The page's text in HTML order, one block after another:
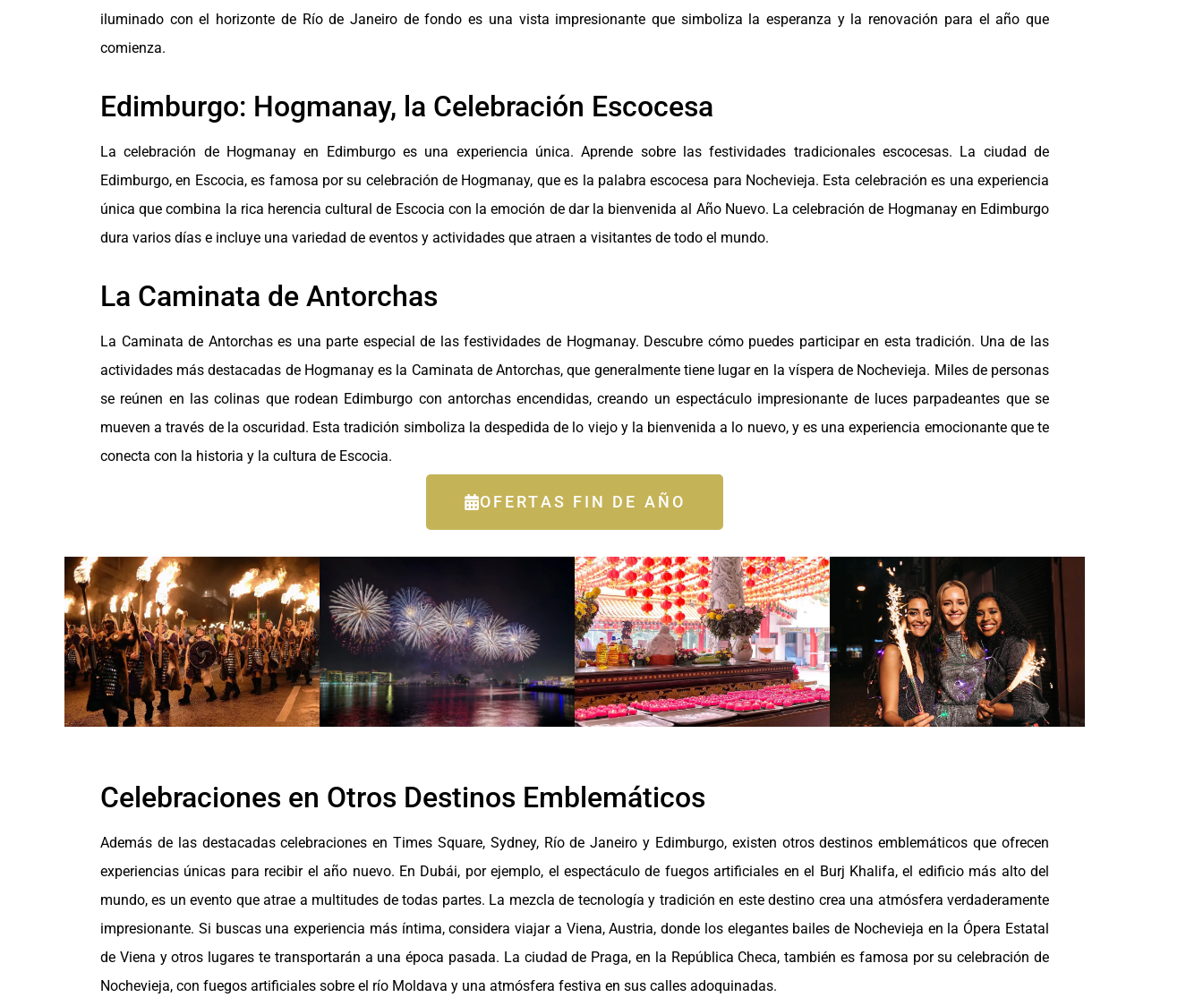
iluminado con el horizonte de Río de Janeiro de fondo es una vista impresionante que simboliza la esperanza y la renovación para el año que
comienza.
Edimburgo: Hogmanay, la Celebración Escocesa
La celebración de Hogmanay en Edimburgo es una experiencia única. Aprende sobre las festividades tradicionales escocesas. La ciudad de
Edimburgo, en Escocia, es famosa por su celebración de Hogmanay, que es la palabra escocesa para Nochevieja. Esta celebración es una experiencia
única que combina la rica herencia cultural de Escocia con la emoción de dar la bienvenida al Año Nuevo. La celebración de Hogmanay en Edimburgo
dura varios días e incluye una variedad de eventos y actividades que atraen a visitantes de todo el mundo.
La Caminata de Antorchas
La Caminata de Antorchas es una parte especial de las festividades de Hogmanay. Descubre cómo puedes participar en esta tradición. Una de las
actividades más destacadas de Hogmanay es la Caminata de Antorchas, que generalmente tiene lugar en la víspera de Nochevieja. Miles de personas
se reúnen en las colinas que rodean Edimburgo con antorchas encendidas, creando un espectáculo impresionante de luces parpadeantes que se
mueven a través de la oscuridad. Esta tradición simboliza la despedida de lo viejo y la bienvenida a lo nuevo, y es una experiencia emocionante que te
conecta con la historia y la cultura de Escocia.
OFERTAS FIN DE AÑO
Celebraciones en Otros Destinos Emblemáticos
Además de las destacadas celebraciones en Times Square, Sydney, Río de Janeiro y Edimburgo, existen otros destinos emblemáticos que ofrecen
experiencias únicas para recibir el año nuevo. En Dubái, por ejemplo, el espectáculo de fuegos artificiales en el Burj Khalifa, el edificio más alto del
mundo, es un evento que atrae a multitudes de todas partes. La mezcla de tecnología y tradición en este destino crea una atmósfera verdaderamente
impresionante. Si buscas una experiencia más íntima, considera viajar a Viena, Austria, donde los elegantes bailes de Nochevieja en la Ópera Estatal
de Viena y otros lugares te transportarán a una época pasada. La ciudad de Praga, en la República Checa, también es famosa por su celebración de
Nochevieja, con fuegos artificiales sobre el río Moldava y una atmósfera festiva en sus calles adoquinadas.